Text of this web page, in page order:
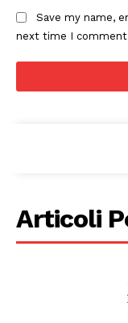
ECONOMIA
Save my name,
next time I
Articoli